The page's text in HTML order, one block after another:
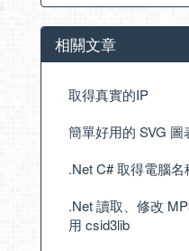
相關文章
取得真實的IP
簡單好用的 SVG 圖
.Net C# 取得電腦名
.Net 讀取、修改
用 csid3lib